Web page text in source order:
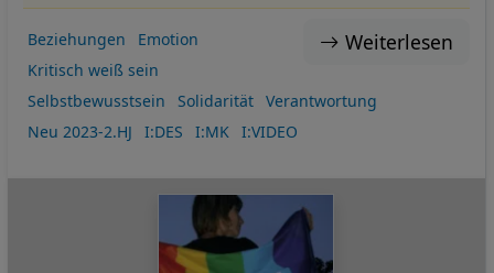
Weiterlesen
Beziehungen
Emotion
Kritisch weiß sein
Selbstbewusstsein
Solidarität
Verantwortung
Neu 2023-2.HJ
I:DES I:MK I:VIDEO